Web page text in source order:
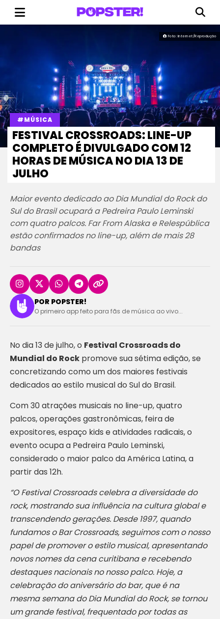
Foto: Internet/Reprodução
#MÚSICA
FESTIVAL CROSSROADS: LINE-UP
COMPLETO É DIVULGADO COM 12
HORAS DE MÚSICA NO DIA 13 DE
JULHO
Maior evento dedicado ao Dia Mundial do Rock do
Sul do Brasil ocupará a Pedreira Paulo Leminski
com quatro palcos. Far From Alaska e Relespública
estão confirmados no line-up, além de mais 28
bandas
POR POPSTER!
O primeiro app feito para fãs de música ao vivo...
No dia 13 de julho, o Festival Crossroads do
Mundial do Rock promove sua sétima edição, se
concretizando como um dos maiores festivais
dedicados ao estilo musical do Sul do Brasil.
Com 30 atrações musicais no line-up, quatro
palcos, operações gastronômicas, feira de
expositores, espaço kids e atividades radicais, o
evento ocupa a Pedreira Paulo Leminski,
considerado o maior palco da América Latina, a
partir das 12h.
“O Festival Crossroads celebra a diversidade do
rock, mostrando sua influência na cultura global e
transcendendo gerações. Desde 1997, quando
fundamos o Bar Crossroads, seguimos com o nosso
papel de promover o estilo musical, apresentando
novos nomes da cena curitibana e recebendo
destaques nacionais no nosso palco. Hoje, a
celebração do aniversário do bar, que é na
mesma semana do Dia Mundial do Rock, se tornou
um grande festival, frequentado por todas as